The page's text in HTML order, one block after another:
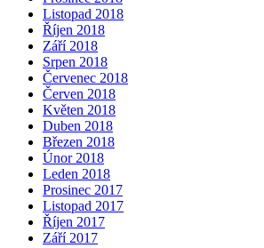
Listopad 2018
Říjen 2018
Září 2018
Srpen 2018
Červenec 2018
Červen 2018
Květen 2018
Duben 2018
Březen 2018
Únor 2018
Leden 2018
Prosinec 2017
Listopad 2017
Říjen 2017
Září 2017